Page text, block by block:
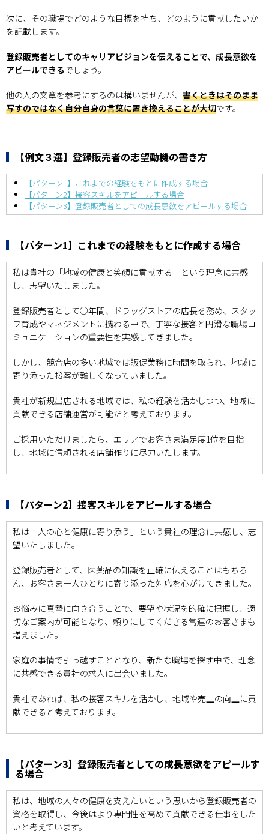
次に、その職場でどのような目標を持ち、どのように貢献したいか
を記載します。
登録販売者としてのキャリアビジョンを伝えることで、成長意欲を
アピールできるでしょう。
他の人の文章を参考にするのは構いませんが、 書くときはそのまま
写すのではなく自分自身の言葉に置き換えることが大切です。
【例文３選】登録販売者の志望動機の書き方
【パターン1】これまでの経験をもとに作成する場合
【パターン2】接客スキルをアピールする場合
【パターン3】登録販売者としての成長意欲をアピールする場合
【パターン1】これまでの経験をもとに作成する場合
私は貴社の「地域の健康と笑顔に貢献する」という理念に共感
し、志望いたしました。
登録販売者として○年間、ドラッグストアの店長を務め、スタッ
フ育成やマネジメントに携わる中で、丁寧な接客と円滑な職場コ
ミュニケーションの重要性を実感してきました。
しかし、競合店の多い地域では販促業務に時間を取られ、地域に
寄り添った接客が難しくなっていました。
貴社が新規出店される地域では、私の経験を活かしつつ、地域に
貢献できる店舗運営が可能だと考えております。
ご採用いただけましたら、エリアでお客さま満足度1位を目指
し、地域に信頼される店舗作りに尽力いたします。
【パターン2】接客スキルをアピールする場合
私は「人の心と健康に寄り添う」という貴社の理念に共感し、志
望いたしました。
登録販売者として、医薬品の知識を正確に伝えることはもちろ
ん、お客さま一人ひとりに寄り添った対応を心がけてきました。
お悩みに真摯に向き合うことで、要望や状況を的確に把握し、適
切なご案内が可能となり、頼りにしてくださる常連のお客さまも
増えました。
家庭の事情で引っ越すこととなり、新たな職場を探す中で、理念
に共感できる貴社の求人に出会いました。
貴社であれば、私の接客スキルを活かし、地域や売上の向上に貢
献できると考えております。
【パターン3】登録販売者としての成長意欲をアピールす
る場合
私は、地域の人々の健康を支えたいという思いから登録販売者の
資格を取得し、今後はより専門性を高めて貢献できる仕事をした
いと考えています。